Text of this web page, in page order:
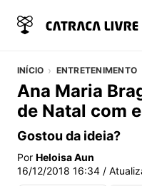
INÍCIO ENTRETENIMENTO
Ana Maria
de Natal com
Gostou da ideia?
Por Heloisa Aun
16/12/2018 16:34 /